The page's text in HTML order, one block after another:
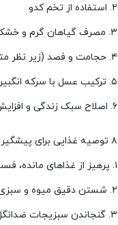
۲. استفاده از تخم کدو
۳. مصرف گیاهان گرم و خشک
۴. حجامت و فصد (زیر نظر متخصص)
۵. ترکیب عسل با سرکه انگبین
۶. اصلاح سبک زندگی و افزایش تحرک
۸ توصیه غذایی برای پیشگیری از کرم سفید در مدفوع
۱. پرهیز از غذاهای مانده، فست‌فود و فرآوری‌شده
۲. شستن دقیق میوه و سبزی پیش از مصرف
۳. گنجاندن سبزیجات ضدانگل مثل تره و شاهی در رژیم غذایی